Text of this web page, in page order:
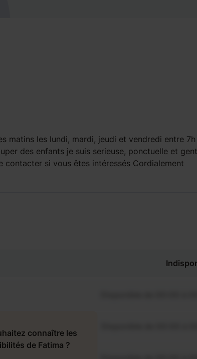
matins les lundi, mardi, jeudi et vendredi entre
des enfants je suis serieuse, ponctuelle et
si vous êtes intéressés Cordialement
connaître les
de Fatima ?